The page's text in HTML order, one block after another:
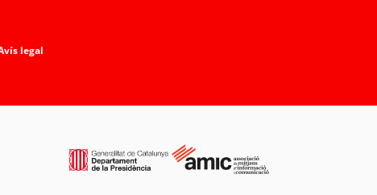
legal